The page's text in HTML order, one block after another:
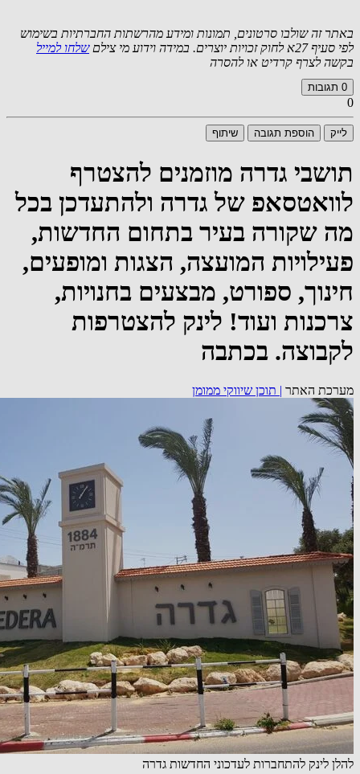
באתר זה שולבו סרטונים, תמונות ומידע מהרשתות החברתיות בשימוש
לפי סעיף 27א לחוק זכויות יוצרים. במידה וידוע מי צילם
שלחו למייל
בקשה לצרף קרדיט או להסרה
0 תגובות
0
לייק הוספת תגובה שיתוף
תושבי גדרה מוזמנים להצטרף
לוואטסאפ של גדרה ולהתעדכן בכל
מה שקורה בעיר בתחום החדשות,
פעילויות המועצה, הצגות ומופעים,
חינוך, ספורט, מבצעים בחנויות,
צרכנות ועוד! לינק להצטרפות
לקבוצה. בכתבה
מערכת האתר תוכן שיווקי ממומן
להלן לינק להתחברות לעדכוני החדשות גדרה